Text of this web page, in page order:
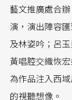
藝文推廣處合
演，演出陣容
及林姿吟；呂
黃唱腔交織恢
為作品注入西
的視聽想像。